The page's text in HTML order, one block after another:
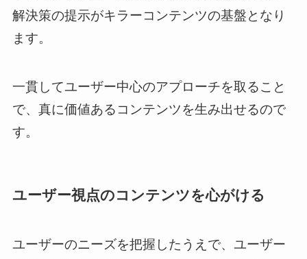
解決策の提示がキラーコンテンツの基盤となり
ます。
一貫してユーザー中心のアプローチを取ること
で、真に価値あるコンテンツを生み出せるので
す。
ユーザー視点のコンテンツを心がける
ユーザーのニーズを把握したうえで、ユーザー